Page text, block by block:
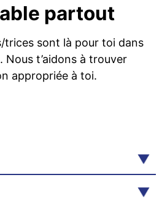
partout
trices sont là pour toi dans
Nous t’aidons à trouver
appropriée à toi.